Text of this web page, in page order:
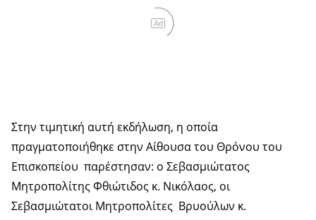
Ad
Στην τιμητική αυτή εκδήλωση, η οποία
πραγματοποιήθηκε στην Αίθουσα του Θρόνου του
Επισκοπείου παρέστησαν: ο Σεβασμιώτατος
Μητροπολίτης Φθιώτιδος κ. Νικόλαος, οι
Σεβασμιώτατοι Μητροπολίτες Βρυούλων κ.